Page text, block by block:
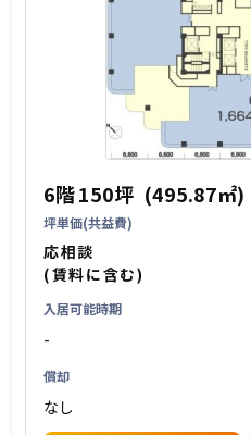
6階150坪 (495.87㎡)
坪単価(共益費)
応相談
(賃料に含む)
入居可能時期
-
償却
なし